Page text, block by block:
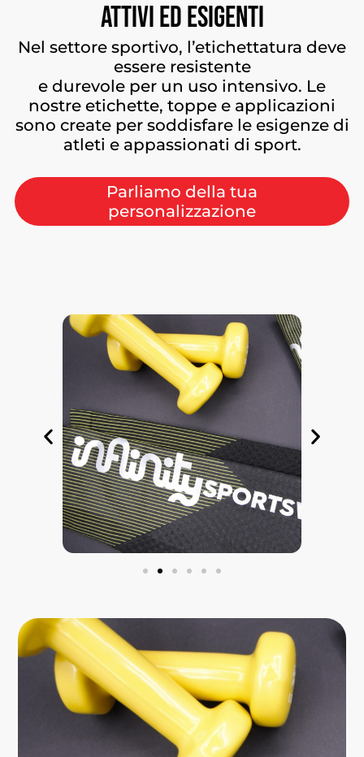
ATTIVIEDESIGENTI
Nel settore sportivo, l’etichettatura deve
essere resistente
e durevole per un uso intensivo. Le
nostre etichette, toppe e applicazioni
sono create per soddisfare le esigenze di
atleti e appassionati di sport.
Parliamo della tua
personalizzazione